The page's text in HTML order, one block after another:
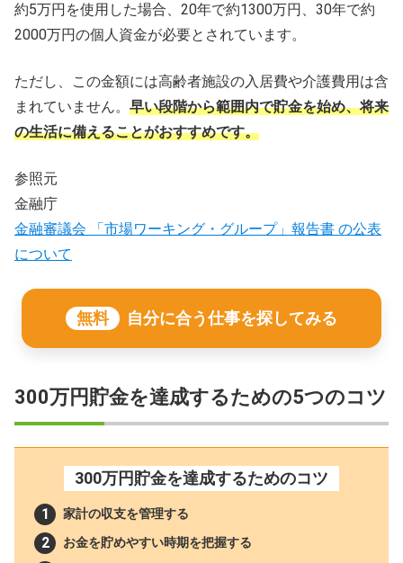
約5万円を使用した場合、20年で約1300万円、30年で約
2000万円の個人資金が必要とされています。
ただし、この金額には高齢者施設の入居費や介護費用は含
まれていません。 早い段階から範囲内で貯金を始め、将来
の生活に備えることがおすすめです。
参照元
金融庁
金融審議会 「市場ワーキング・グループ」報告書 の公表
について
無料 自分に合う仕事を探してみる
300万円貯金を達成するための5つのコツ
300万円貯金を達成するためのコツ
家計の収支を管理する
お金を貯めやすい時期を把握する